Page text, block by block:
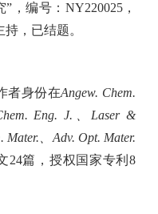
” ，编号： NY220025，
持，已结题。
者身份在Angew. Chem.
Eng. J. 、 Laser &
Mater.、 Adv. Opt. Mater.
24篇，授权国家专利8